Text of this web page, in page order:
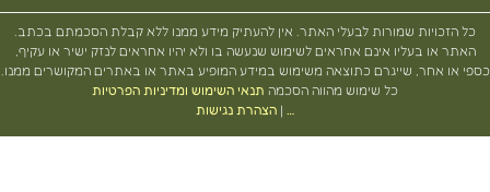
הזכויות שמורות לבעלי האתר. אין להעתיק מידע ממנו ללא קבלת הסכמתם בכתב.
או בעליו אינם אחראים לשימוש שנעשה בו ולא יהיו אחראים לנזק ישיר או עקיף,
או אחר, שייגרם כתוצאה משימוש במידע המופיע באתר או באתרים המקושרים ממנו.
כל שימוש מהווה הסכמהתנאי השימוש ומדיניות הפרטיות
הצהרת נגישות